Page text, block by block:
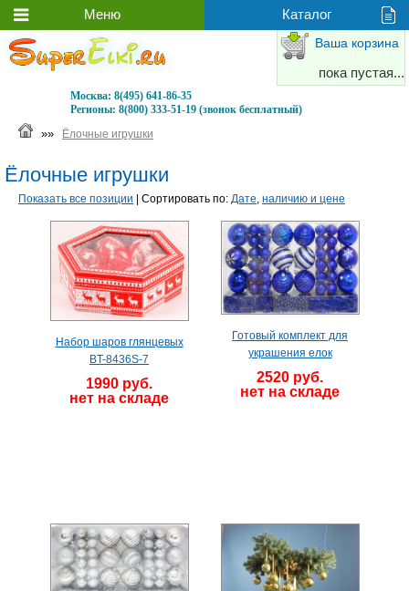
Москва: 8(495) 641-86-35
Регионы: 8(800) 333-51-19 (звонок бесплатный)
Ваша корзина
пока пустая...
»» Ёлочные игрушки
Ёлочные игрушки
Показать все позиции | Сортировать по: Дате, наличию и цене
Набор шаров глянцевых
BT-8436S-7
1990 руб.
нет на складе
Готовый комплект для
украшения елок
2520 руб.
нет на складе